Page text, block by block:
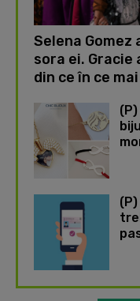
Selena
sora ei. Gracie
din ce în ce